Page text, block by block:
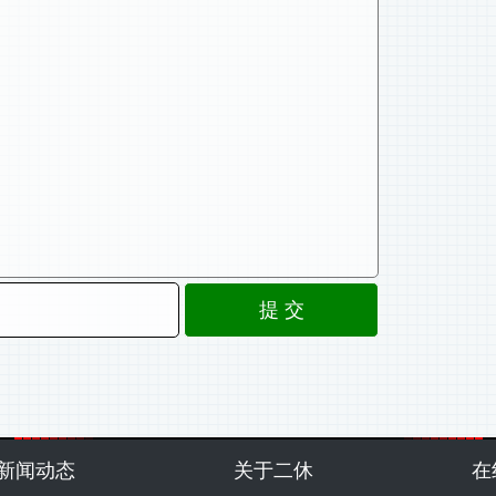
闻动态 关于二休 在